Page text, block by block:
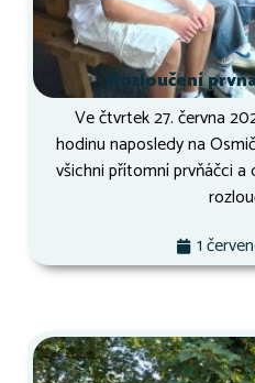
Rozloučení
Ve čtvrtek 27. června
hodinu naposledy na
všichni přítomní prvňáčci
1